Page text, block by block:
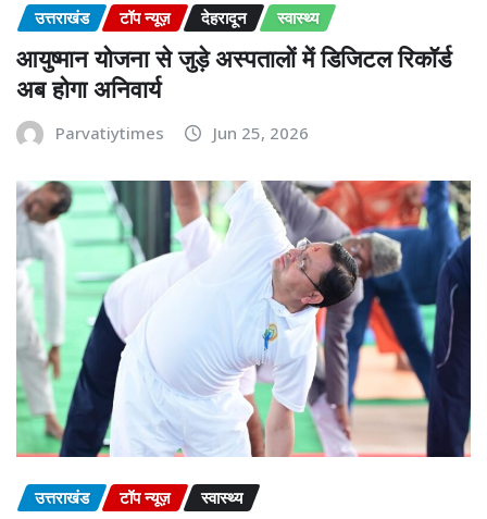
उत्तराखंड टॉप न्यूज़ देहरादून स्वास्थ्य
आयुष्मान योजना से जुड़े अस्पतालों में डिजिटल रिकॉर्ड
अब होगा अनिवार्य
Parvatiytimes Jun 25, 2026
उत्तराखंड टॉप न्यूज़ स्वास्थ्य